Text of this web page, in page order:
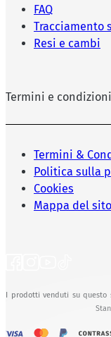
FAQ
Tracciamento
Resi e cambi
Termini e condizioni
Termini &
Politica sulla
Cookies
Mappa del sito
I prodotti venduti su